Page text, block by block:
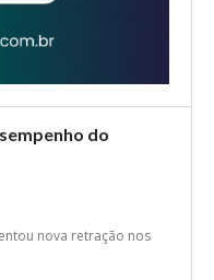
do
nova retração nos